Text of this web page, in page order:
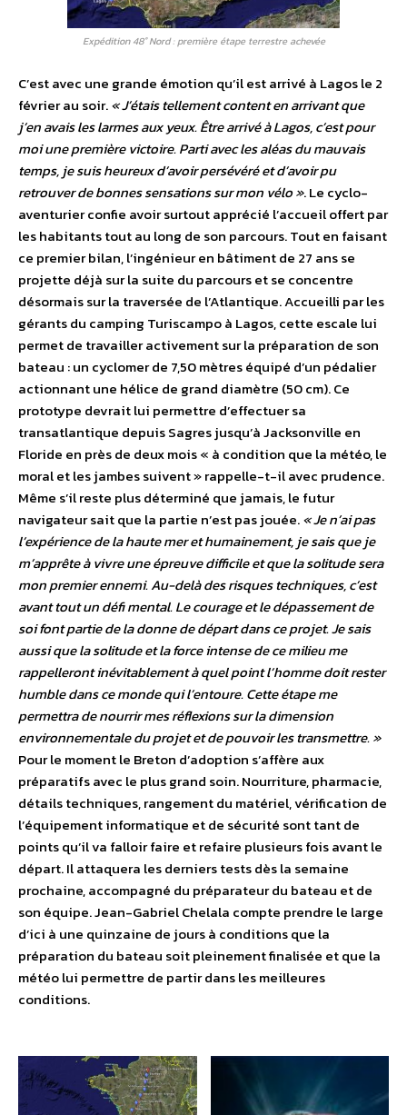
Expédition 48° Nord : première étape terrestre achevée
C’est avec une grande émotion qu’il est arrivé à Lagos le 2
février au soir.« J’étais tellement content en arrivant que
j’en avais les larmes aux yeux. Être arrivé à Lagos, c’est pour
moi une première victoire. Parti avec les aléas du mauvais
temps, je suis heureux d’avoir persévéré et d’avoir pu
retrouver de bonnes sensations sur mon vélo ». Le cyclo-
aventurier confie avoir surtout apprécié l’accueil offert par
les habitants tout au long de son parcours. Tout en faisant
ce premier bilan, l’ingénieur en bâtiment de 27 ans se
projette déjà sur la suite du parcours et se concentre
désormais sur la traversée de l’Atlantique. Accueilli par les
gérants du camping Turiscampo à Lagos, cette escale lui
permet de travailler activement sur la préparation de son
bateau : un cyclomer de 7,50 mètres équipé d’un pédalier
actionnant une hélice de grand diamètre (50 cm). Ce
prototype devrait lui permettre d’effectuer sa
transatlantique depuis Sagres jusqu’à Jacksonville en
Floride en près de deux mois « à condition que la météo, le
moral et les jambes suivent » rappelle-t-il avec prudence.
Même s’il reste plus déterminé que jamais, le futur
navigateur sait que la partie n’est pas jouée.« Je n’ai pas
l’expérience de la haute mer et humainement, je sais que je
m’apprête à vivre une épreuve difficile et que la solitude sera
mon premier ennemi. Au-delà des risques techniques, c’est
avant tout un défi mental. Le courage et le dépassement de
soi font partie de la donne de départ dans ce projet. Je sais
aussi que la solitude et la force intense de ce milieu me
rappelleront inévitablement à quel point l’homme doit rester
humble dans ce monde qui l’entoure. Cette étape me
permettra de nourrir mes réflexions sur la dimension
environnementale du projet et de pouvoir les transmettre. »
Pour le moment le Breton d’adoption s’affère aux
préparatifs avec le plus grand soin. Nourriture, pharmacie,
détails techniques, rangement du matériel, vérification de
l’équipement informatique et de sécurité sont tant de
points qu’il va falloir faire et refaire plusieurs fois avant le
départ. Il attaquera les derniers tests dès la semaine
prochaine, accompagné du préparateur du bateau et de
son équipe. Jean-Gabriel Chelala compte prendre le large
d’ici à une quinzaine de jours à conditions que la
préparation du bateau soit pleinement finalisée et que la
météo lui permettre de partir dans les meilleures
conditions.